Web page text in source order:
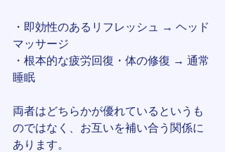
・即効性のあるリフレッシュ → ヘッド
マッサージ
・根本的な疲労回復・体の修復 → 通常
睡眠
両者はどちらかが優れているというも
のではなく、お互いを補い合う関係に
あります。